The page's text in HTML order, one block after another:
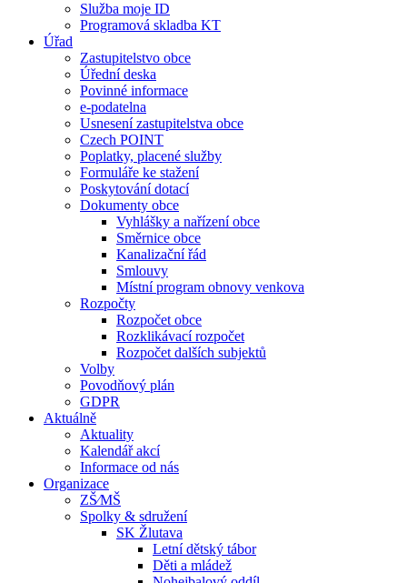
Služba moje ID
Programová skladba KT
Úřad
Zastupitelstvo obce
Úřední deska
Povinné informace
e-podatelna
Usnesení zastupitelstva obce
Czech POINT
Poplatky, placené služby
Formuláře ke stažení
Poskytování dotací
Dokumenty obce
Vyhlášky a nařízení obce
Směrnice obce
Kanalizační řád
Smlouvy
Místní program obnovy venkova
Rozpočty
Rozpočet obce
Rozklikávací rozpočet
Rozpočet dalších subjektů
Volby
Povodňový plán
GDPR
Aktuálně
Aktuality
Kalendář akcí
Informace od nás
Organizace
ZŠ⁄MŠ
Spolky & sdružení
SK Žlutava
Letní dětský tábor
Děti a mládež